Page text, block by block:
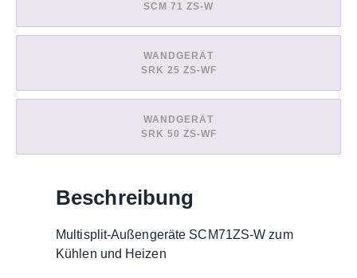
Menge
SCM 71 ZS-W
WANDGERÄT
SRK 25 ZS-WF
WANDGERÄT
SRK 50 ZS-WF
Beschreibung
Multisplit-Außengeräte SCM71ZS-W zum
Kühlen und Heizen